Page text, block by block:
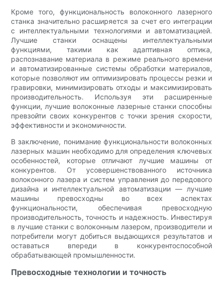
Кроме того, функциональность волоконного лазерного
станка значительно расширяется за счет его интеграции
с интеллектуальными технологиями и автоматизацией.
Лучшие станки оснащены интеллектуальными
функциями, такими как адаптивная оптика,
распознавание материала в режиме реального времени
и автоматизированные системы обработки материалов,
которые позволяют им оптимизировать процессы резки и
гравировки, минимизировать отходы и максимизировать
производительность. Используя эти расширенные
функции, лучшие волоконные лазерные станки способны
превзойти своих конкурентов с точки зрения скорости,
эффективности и экономичности.
В заключение, понимание функциональности волоконных
лазерных машин необходимо для определения ключевых
особенностей, которые отличают лучшие машины от
конкурентов. От усовершенствованного источника
волоконного лазера и систем управления до передового
дизайна и интеллектуальной автоматизации — лучшие
машины превосходны во всех аспектах
функциональности, обеспечивая превосходную
производительность, точность и надежность. Инвестируя
в лучшие станки с волоконным лазером, производители и
потребители могут добиться выдающихся результатов и
оставаться впереди в конкурентоспособной
обрабатывающей промышленности.
Превосходные технологии и точность